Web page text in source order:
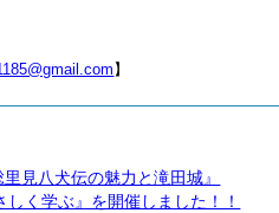
】
見八犬伝の魅力と滝田城』
く学ぶ』を開催しました！！